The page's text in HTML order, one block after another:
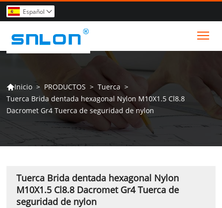
Español 
Inicio > PRODUCTOS > Tuerca >
Tuerca Brida dentada hexagonal Nylon M10X1.5 Cl8.8
Dacromet Gr4 Tuerca de seguridad de nylon
Tuerca Brida dentada hexagonal Nylon
M10X1.5 Cl8.8 Dacromet Gr4 Tuerca de
seguridad de nylon